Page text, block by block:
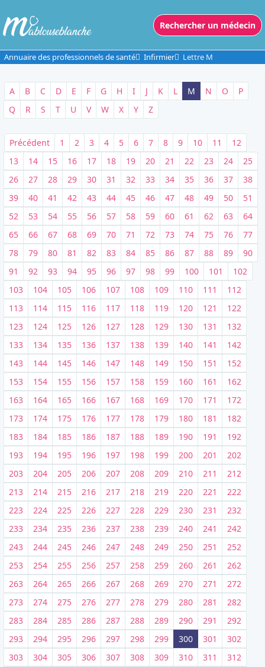
Rechercher un médecin
Annuaire des professionnels de santé Infirmier Lettre M
A B C D E F G H I J K L M N O
P
Q
R S T U V W X Y Z
Précédent 1 2 3 4 5 6 7 8 9 10 11
12
13
14 15 16 17 18 19 20 21 22 23 24
25
26
27 28 29 30 31 32 33 34 35 36 37
38
39
40 41 42 43 44 45 46 47 48 49 50
51
52
53 54 55 56 57 58 59 60 61 62 63
64
65
66 67 68 69 70 71 72 73 74 75 76
77
78
79 80 81 82 83 84 85 86 87 88 89
90
91
92 93 94 95 96 97 98 99 100 101
102
103
104 105 106 107 108 109 110 111
112
113
114 115 116 117 118 119 120 121
122
123
124 125 126 127 128 129 130 131
132
133
134 135 136 137 138 139 140 141
142
143
144 145 146 147 148 149 150 151
152
153
154 155 156 157 158 159 160 161
162
163
164 165 166 167 168 169 170 171
172
173
174 175 176 177 178 179 180 181
182
183
184 185 186 187 188 189 190 191
192
193
194 195 196 197 198 199 200 201
202
203
204 205 206 207 208 209 210 211
212
213
214 215 216 217 218 219 220 221
222
223
224 225 226 227 228 229 230 231
232
233
234 235 236 237 238 239 240 241
242
243
244 245 246 247 248 249 250 251
252
253
254 255 256 257 258 259 260 261
262
263
264 265 266 267 268 269 270 271
272
273
274 275 276 277 278 279 280 281
282
283
284 285 286 287 288 289 290 291
292
293
294 295 296 297 298 299 300 301
302
303
304 305 306 307 308 309 310 311
312